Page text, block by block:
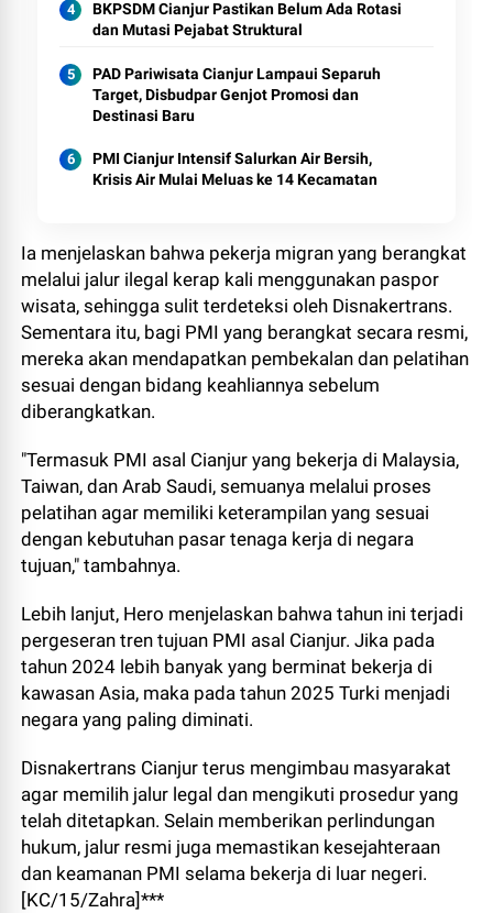
BKPSDM Cianjur Pastikan Belum Ada Rotasi
dan Mutasi Pejabat Struktural
PAD Pariwisata Cianjur Lampaui Separuh
Target, Disbudpar Genjot Promosi dan
Destinasi Baru
PMI Cianjur Intensif Salurkan Air Bersih,
Krisis Air Mulai Meluas ke 14 Kecamatan
Ia menjelaskan bahwa pekerja migran yang berangkat
melalui jalur ilegal kerap kali menggunakan paspor
wisata, sehingga sulit terdeteksi oleh Disnakertrans.
Sementara itu, bagi PMI yang berangkat secara resmi,
mereka akan mendapatkan pembekalan dan pelatihan
sesuai dengan bidang keahliannya sebelum
diberangkatkan.
"Termasuk PMI asal Cianjur yang bekerja di Malaysia,
Taiwan, dan Arab Saudi, semuanya melalui proses
pelatihan agar memiliki keterampilan yang sesuai
dengan kebutuhan pasar tenaga kerja di negara
tujuan," tambahnya.
Lebih lanjut, Hero menjelaskan bahwa tahun ini terjadi
pergeseran tren tujuan PMI asal Cianjur. Jika pada
tahun 2024 lebih banyak yang berminat bekerja di
kawasan Asia, maka pada tahun 2025 Turki menjadi
negara yang paling diminati.
Disnakertrans Cianjur terus mengimbau masyarakat
agar memilih jalur legal dan mengikuti prosedur yang
telah ditetapkan. Selain memberikan perlindungan
hukum, jalur resmi juga memastikan kesejahteraan
dan keamanan PMI selama bekerja di luar negeri.
[KC/15/Zahra]***